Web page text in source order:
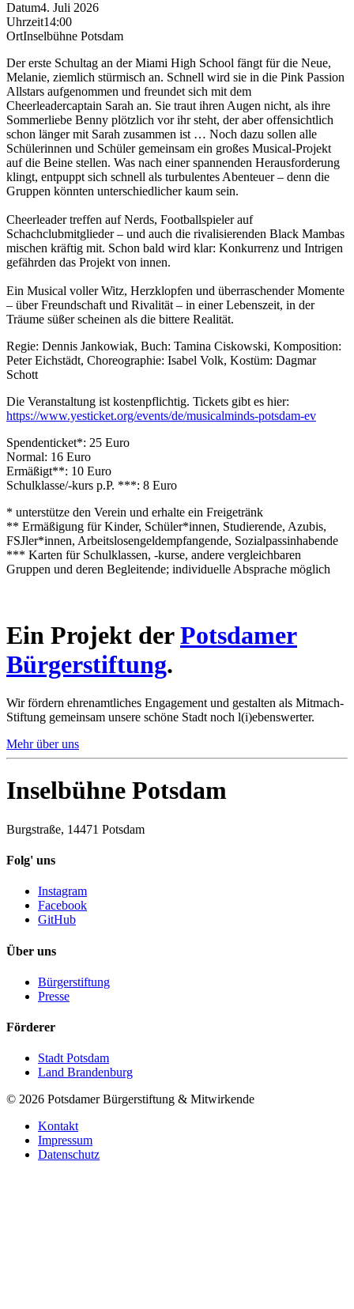
Datum4. Juli 2026
Uhrzeit14:00
OrtInselbühne Potsdam
Der erste Schultag an der Miami High School fängt für die Neue,
Melanie, ziemlich stürmisch an. Schnell wird sie in die Pink Passion
Allstars aufgenommen und freundet sich mit dem
Cheerleadercaptain Sarah an. Sie traut ihren Augen nicht, als ihre
Sommerliebe Benny plötzlich vor ihr steht, der aber offensichtlich
schon länger mit Sarah zusammen ist … Noch dazu sollen alle
Schülerinnen und Schüler gemeinsam ein großes Musical-Projekt
auf die Beine stellen. Was nach einer spannenden Herausforderung
klingt, entpuppt sich schnell als turbulentes Abenteuer – denn die
Gruppen könnten unterschiedlicher kaum sein.
Cheerleader treffen auf Nerds, Footballspieler auf
Schachclubmitglieder – und auch die rivalisierenden Black Mambas
mischen kräftig mit. Schon bald wird klar: Konkurrenz und Intrigen
gefährden das Projekt von innen.
Ein Musical voller Witz, Herzklopfen und überraschender Momente
– über Freundschaft und Rivalität – in einer Lebenszeit, in der
Träume süßer scheinen als die bittere Realität.
Regie: Dennis Jankowiak, Buch: Tamina Ciskowski, Komposition:
Peter Eichstädt, Choreographie: Isabel Volk, Kostüm: Dagmar
Schott
Die Veranstaltung ist kostenpflichtig. Tickets gibt es hier:
https://www.yesticket.org/events/de/musicalminds-potsdam-ev
Spendenticket*: 25 Euro
Normal: 16 Euro
Ermäßigt**: 10 Euro
Schulklasse/-kurs p.P. ***: 8 Euro
* unterstütze den Verein und erhalte ein Freigetränk
** Ermäßigung für Kinder, Schüler*innen, Studierende, Azubis,
FSJler*innen, Arbeitslosengeldempfangende, Sozialpassinhabende
*** Karten für Schulklassen, -kurse, andere vergleichbaren
Gruppen und deren Begleitende; individuelle Absprache möglich
Ein Projekt der Potsdamer
Bürgerstiftung.
Wir fördern ehrenamtliches Engagement und gestalten als Mitmach-
Stiftung gemeinsam unsere schöne Stadt noch l(i)ebenswerter.
Mehr über uns
Inselbühne Potsdam
Burgstraße, 14471 Potsdam
Folg' uns
Instagram
Facebook
GitHub
Über uns
Bürgerstiftung
Presse
Förderer
Stadt Potsdam
Land Brandenburg
© 2026 Potsdamer Bürgerstiftung & Mitwirkende
Kontakt
Impressum
Datenschutz